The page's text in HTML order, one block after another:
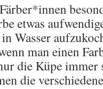
etwas
Wasser
man einen
die Küpe immer
die